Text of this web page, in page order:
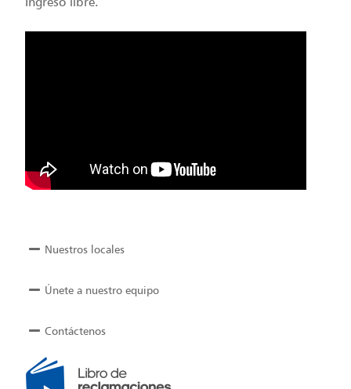
Nuestros locales
Únete a nuestro equipo
Contáctenos